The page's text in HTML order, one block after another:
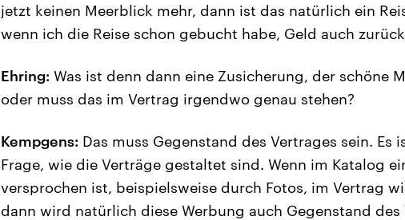
jetzt keinen Meerblick mehr, dann ist das natürlich ein
wenn ich die Reise schon gebucht habe, Geld auch
Ehring: Was ist denn dann eine Zusicherung, der schöne
oder muss das im Vertrag irgendwo genau stehen?
Kempgens: Das muss Gegenstand des Vertrages sein. Es
Frage, wie die Verträge gestaltet sind. Wenn im Katalog
versprochen ist, beispielsweise durch Fotos, im Vertrag
dann wird natürlich diese Werbung auch Gegenstand